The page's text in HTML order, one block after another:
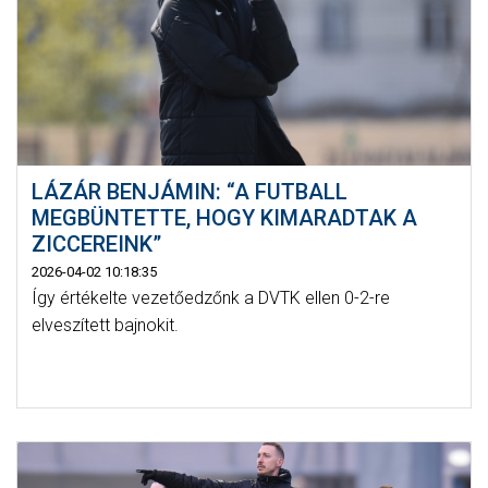
LÁZÁR BENJÁMIN: “A FUTBALL
MEGBÜNTETTE, HOGY KIMARADTAK A
ZICCEREINK”
2026-04-02 10:18:35
Így értékelte vezetőedzőnk a DVTK ellen 0-2-re
elveszített bajnokit.